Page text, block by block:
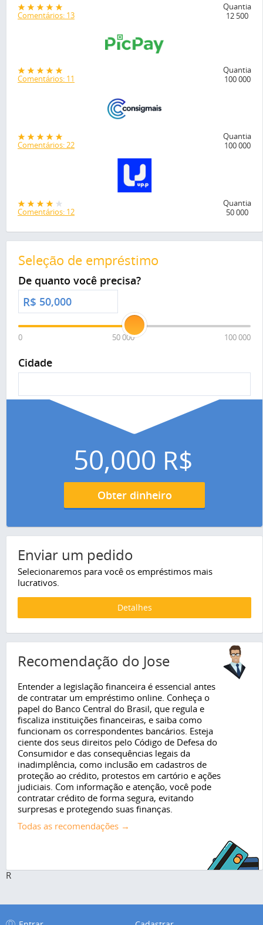
Comentários: 13
Quantia
12 500
Comentários: 11
Quantia
100 000
Comentários: 22
Quantia
100 000
Comentários: 12
Quantia
50 000
Seleção de empréstimo
De quanto você precisa?
R$
0 50 000 100 000
Cidade
50,000 R$
Obter dinheiro
Enviar um pedido
Selecionaremos para você os empréstimos mais
lucrativos.
Detalhes
Recomendação do Jose
Entender a legislação financeira é essencial antes
de contratar um empréstimo online. Conheça o
papel do Banco Central do Brasil, que regula e
fiscaliza instituições financeiras, e saiba como
funcionam os correspondentes bancários. Esteja
ciente dos seus direitos pelo Código de Defesa do
Consumidor e das consequências legais da
inadimplência, como inclusão em cadastros de
proteção ao crédito, protestos em cartório e ações
judiciais. Com informação e atenção, você pode
contratar crédito de forma segura, evitando
surpresas e protegendo suas finanças.
Todas as recomendações →
R